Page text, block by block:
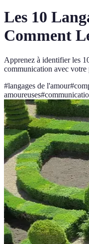
Les 10
Comment
Apprenez à identifier les
communication avec votre
#langages de l'amour#
amoureuses#